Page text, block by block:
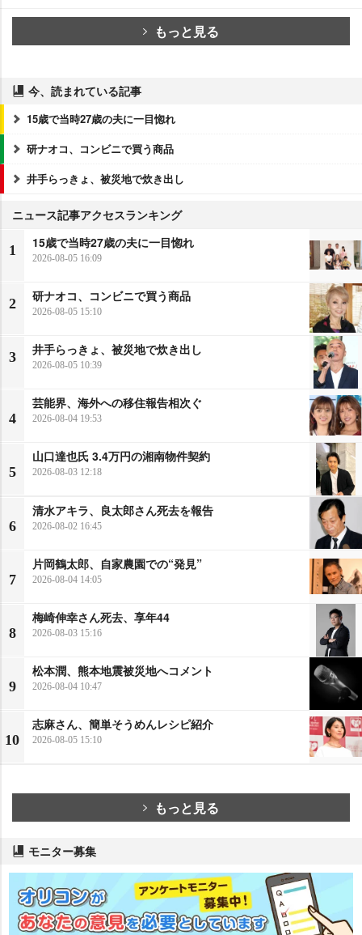
もっと見る
今、読まれている記事
15歳で当時27歳の夫に一目惚れ
研ナオコ、コンビニで買う商品
井手らっきょ、被災地で炊き出し
ニュース記事アクセスランキング
1
15歳で当時27歳の夫に一目惚れ
2026-08-05 16:09
2
研ナオコ、コンビニで買う商品
2026-08-05 15:10
3
井手らっきょ、被災地で炊き出し
2026-08-05 10:39
4
芸能界、海外への移住報告相次ぐ
2026-08-04 19:53
5
山口達也氏 3.4万円の湘南物件契約
2026-08-03 12:18
6
清水アキラ、良太郎さん死去を報告
2026-08-02 16:45
7
片岡鶴太郎、自家農園での“発見”
2026-08-04 14:05
8
梅崎伸幸さん死去、享年44
2026-08-03 15:16
9
松本潤、熊本地震被災地へコメント
2026-08-04 10:47
10
志麻さん、簡単そうめんレシピ紹介
2026-08-05 15:10
もっと見る
モニター募集